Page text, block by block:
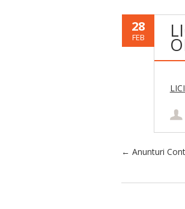
28
FEB
Post
← Anunturi